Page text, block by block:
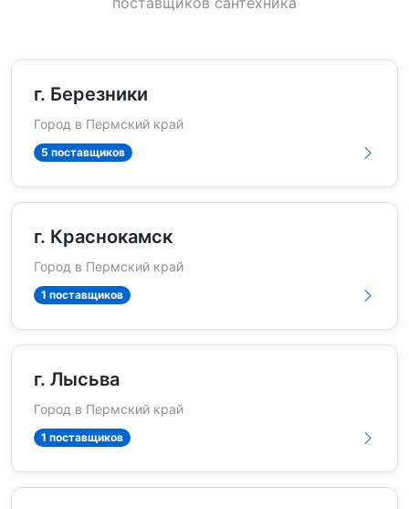
г. Березники
Город в Пермский край
5 поставщиков
г. Краснокамск
Город в Пермский край
1 поставщиков
г. Лысьва
Город в Пермский край
1 поставщиков